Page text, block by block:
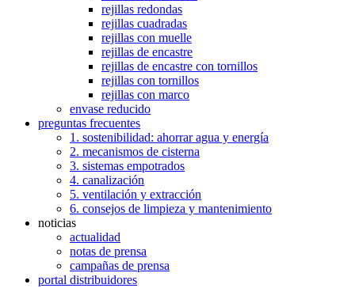
rejillas redondas
rejillas cuadradas
rejillas con muelle
rejillas de encastre
rejillas de encastre con tornillos
rejillas con tornillos
rejillas con marco
envase reducido
preguntas frecuentes
1. sostenibilidad: ahorrar agua y energía
2. mecanismos de cisterna
3. sistemas empotrados
4. canalización
5. ventilación y extracción
6. consejos de limpieza y mantenimiento
noticias
actualidad
notas de prensa
campañas de prensa
portal distribuidores